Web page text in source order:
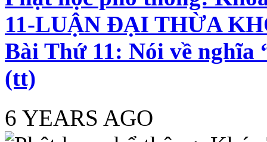
11-LUẬN ĐẠI THỪA
Bài Thứ 11: Nói về nghĩa
(tt)
6 YEARS AGO